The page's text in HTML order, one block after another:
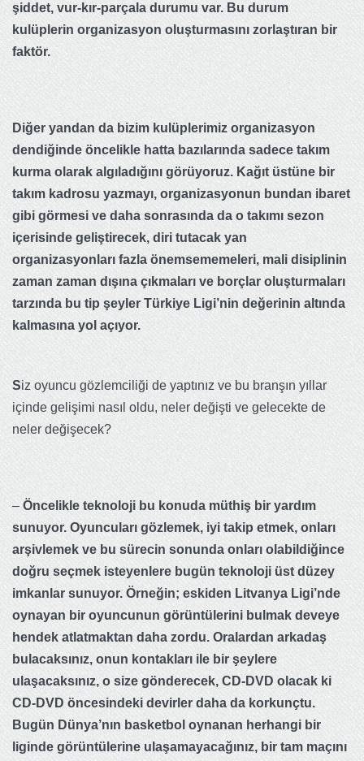
şiddet, vur-kır-parçala durumu var. Bu durum
kulüplerin organizasyon oluşturmasını zorlaştıran bir
faktör.
Diğer yandan da bizim kulüplerimiz organizasyon
dendiğinde öncelikle hatta bazılarında sadece takım
kurma olarak algıladığını görüyoruz. Kağıt üstüne bir
takım kadrosu yazmayı, organizasyonun bundan ibaret
gibi görmesi ve daha sonrasında da o takımı sezon
içerisinde geliştirecek, diri tutacak yan
organizasyonları fazla önemsememeleri, mali disiplinin
zaman zaman dışına çıkmaları ve borçlar oluşturmaları
tarzında bu tip şeyler Türkiye Ligi’nin değerinin altında
kalmasına yol açıyor.
Siz oyuncu gözlemciliği de yaptınız ve bu branşın yıllar
içinde gelişimi nasıl oldu, neler değişti ve gelecekte de
neler değişecek?
– Öncelikle teknoloji bu konuda müthiş bir yardım
sunuyor. Oyuncuları gözlemek, iyi takip etmek, onları
arşivlemek ve bu sürecin sonunda onları olabildiğince
doğru seçmek isteyenlere bugün teknoloji üst düzey
imkanlar sunuyor. Örneğin; eskiden Litvanya Ligi’nde
oynayan bir oyuncunun görüntülerini bulmak deveye
hendek atlatmaktan daha zordu. Oralardan arkadaş
bulacaksınız, onun kontakları ile bir şeylere
ulaşacaksınız, o size gönderecek, CD-DVD olacak ki
CD-DVD öncesindeki devirler daha da korkunçtu.
Bugün Dünya’nın basketbol oynanan herhangi bir
liginde görüntülerine ulaşamayacağınız, bir tam maçını